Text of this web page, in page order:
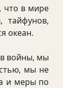
в мире
тайфунов,
океан.
войны, мы
мы не
и меры по